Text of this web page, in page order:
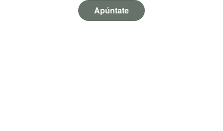
Apúntate